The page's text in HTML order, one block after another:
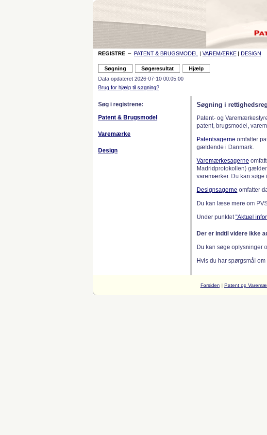
REGISTRE – PATENT & BRUGSMODEL | VAREMÆRKE | DESIGN
Data opdateret 2026-07-10 00:05:00
Brug for hjælp til søgning?
Søg i registrene:
Patent & Brugsmodel
Varemærke
Design
Søgning i
Patent- og
patent, brugsmodel,
Patentsagerne omfatter
gældende i Danmark.
Varemærkesagerne
Madridprotokollen)
varemærker. Du kan søge
Designsagerne omfatter
Du kan læse mere om
Under punktet"Aktuel
Der er indtil videre ikke
Du kan søge oplysninger
Hvis du har spørgsmål
Forsiden | Patent og